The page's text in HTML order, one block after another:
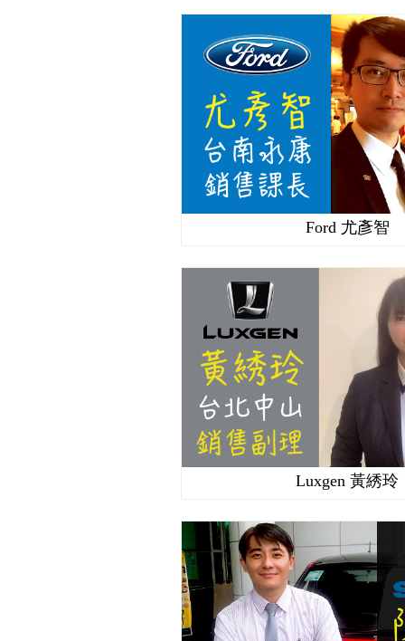
Ford 尤彥智
Luxgen 黃綉玲